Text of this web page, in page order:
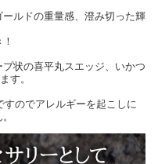
ルドの重量感、澄み切った輝
状の喜平丸スエッジ、いかつ
す。
のでアレルギーを起こしに